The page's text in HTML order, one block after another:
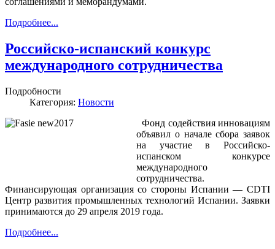
Подробнее...
Российско-испанский конкурс
международного сотрудничества
Подробности
Категория: Новости
Фонд содействия инновациям
объявил о начале сбора заявок
на участие в Российско-
испанском конкурсе
международного
сотрудничества.
Финансирующая организация со стороны Испании — CDTI
Центр развития промышленных технологий Испании. Заявки
принимаются до 29 апреля 2019 года.
Подробнее...